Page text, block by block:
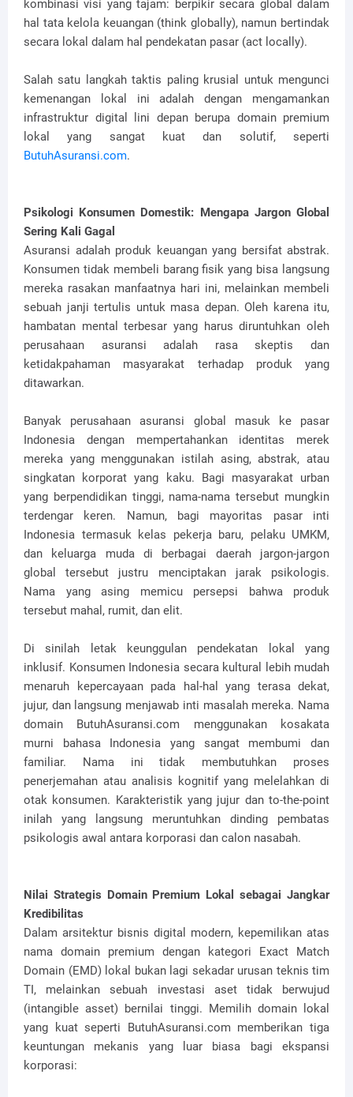
kombinasi visi yang tajam: berpikir secara global dalam
hal tata kelola keuangan (think globally), namun bertindak
secara lokal dalam hal pendekatan pasar (act locally).
Salah satu langkah taktis paling krusial untuk mengunci
kemenangan lokal ini adalah dengan mengamankan
infrastruktur digital lini depan berupa domain premium
lokal yang sangat kuat dan solutif, seperti
ButuhAsuransi.com.
Psikologi Konsumen Domestik: Mengapa Jargon Global
Sering Kali Gagal
Asuransi adalah produk keuangan yang bersifat abstrak.
Konsumen tidak membeli barang fisik yang bisa langsung
mereka rasakan manfaatnya hari ini, melainkan membeli
sebuah janji tertulis untuk masa depan. Oleh karena itu,
hambatan mental terbesar yang harus diruntuhkan oleh
perusahaan asuransi adalah rasa skeptis dan
ketidakpahaman masyarakat terhadap produk yang
ditawarkan.
Banyak perusahaan asuransi global masuk ke pasar
Indonesia dengan mempertahankan identitas merek
mereka yang menggunakan istilah asing, abstrak, atau
singkatan korporat yang kaku. Bagi masyarakat urban
yang berpendidikan tinggi, nama-nama tersebut mungkin
terdengar keren. Namun, bagi mayoritas pasar inti
Indonesia termasuk kelas pekerja baru, pelaku UMKM,
dan keluarga muda di berbagai daerah jargon-jargon
global tersebut justru menciptakan jarak psikologis.
Nama yang asing memicu persepsi bahwa produk
tersebut mahal, rumit, dan elit.
Di sinilah letak keunggulan pendekatan lokal yang
inklusif. Konsumen Indonesia secara kultural lebih mudah
menaruh kepercayaan pada hal-hal yang terasa dekat,
jujur, dan langsung menjawab inti masalah mereka. Nama
domain ButuhAsuransi.com menggunakan kosakata
murni bahasa Indonesia yang sangat membumi dan
familiar. Nama ini tidak membutuhkan proses
penerjemahan atau analisis kognitif yang melelahkan di
otak konsumen. Karakteristik yang jujur dan to-the-point
inilah yang langsung meruntuhkan dinding pembatas
psikologis awal antara korporasi dan calon nasabah.
Nilai Strategis Domain Premium Lokal sebagai Jangkar
Kredibilitas
Dalam arsitektur bisnis digital modern, kepemilikan atas
nama domain premium dengan kategori Exact Match
Domain (EMD) lokal bukan lagi sekadar urusan teknis tim
TI, melainkan sebuah investasi aset tidak berwujud
(intangible asset) bernilai tinggi. Memilih domain lokal
yang kuat seperti ButuhAsuransi.com memberikan tiga
keuntungan mekanis yang luar biasa bagi ekspansi
korporasi: